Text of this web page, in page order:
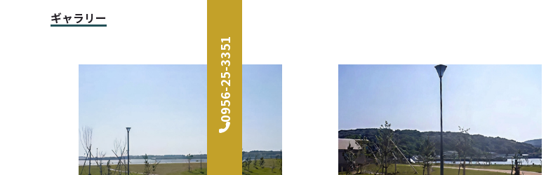
0956-25-3351
ギャラリー